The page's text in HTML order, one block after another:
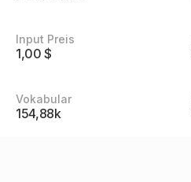
Input Preis
1,00 $
Vokabular
154,88k